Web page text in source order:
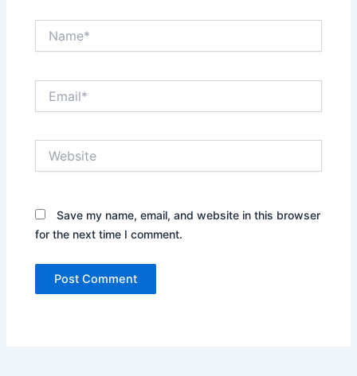
Save my name, email, and website in this browser
for the next time I comment.